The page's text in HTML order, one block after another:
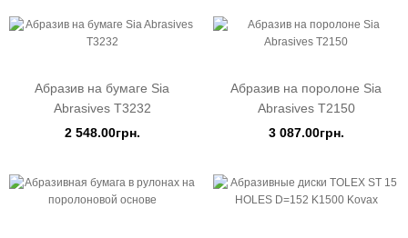
Абразив на бумаге Sia
Abrasives Т3232
2 548.00грн.
Абразив на поролоне Sia
Abrasives Т2150
3 087.00грн.